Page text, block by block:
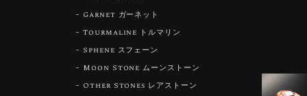
Garnet ガーネット
Tourmaline トルマリン
Sphene スフェーン
Moon Stone ムーンストーン
Other Stones レアストーン